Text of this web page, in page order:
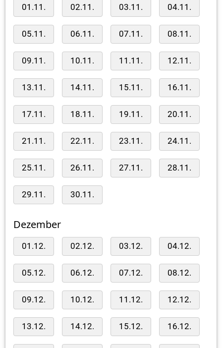
01.11. 02.11. 03.11. 04.11.
05.11. 06.11. 07.11. 08.11.
09.11. 10.11. 11.11. 12.11.
13.11. 14.11. 15.11. 16.11.
17.11. 18.11. 19.11. 20.11.
21.11. 22.11. 23.11. 24.11.
25.11. 26.11. 27.11. 28.11.
29.11. 30.11.
Dezember
01.12. 02.12. 03.12. 04.12.
05.12. 06.12. 07.12. 08.12.
09.12. 10.12. 11.12. 12.12.
13.12. 14.12. 15.12. 16.12.